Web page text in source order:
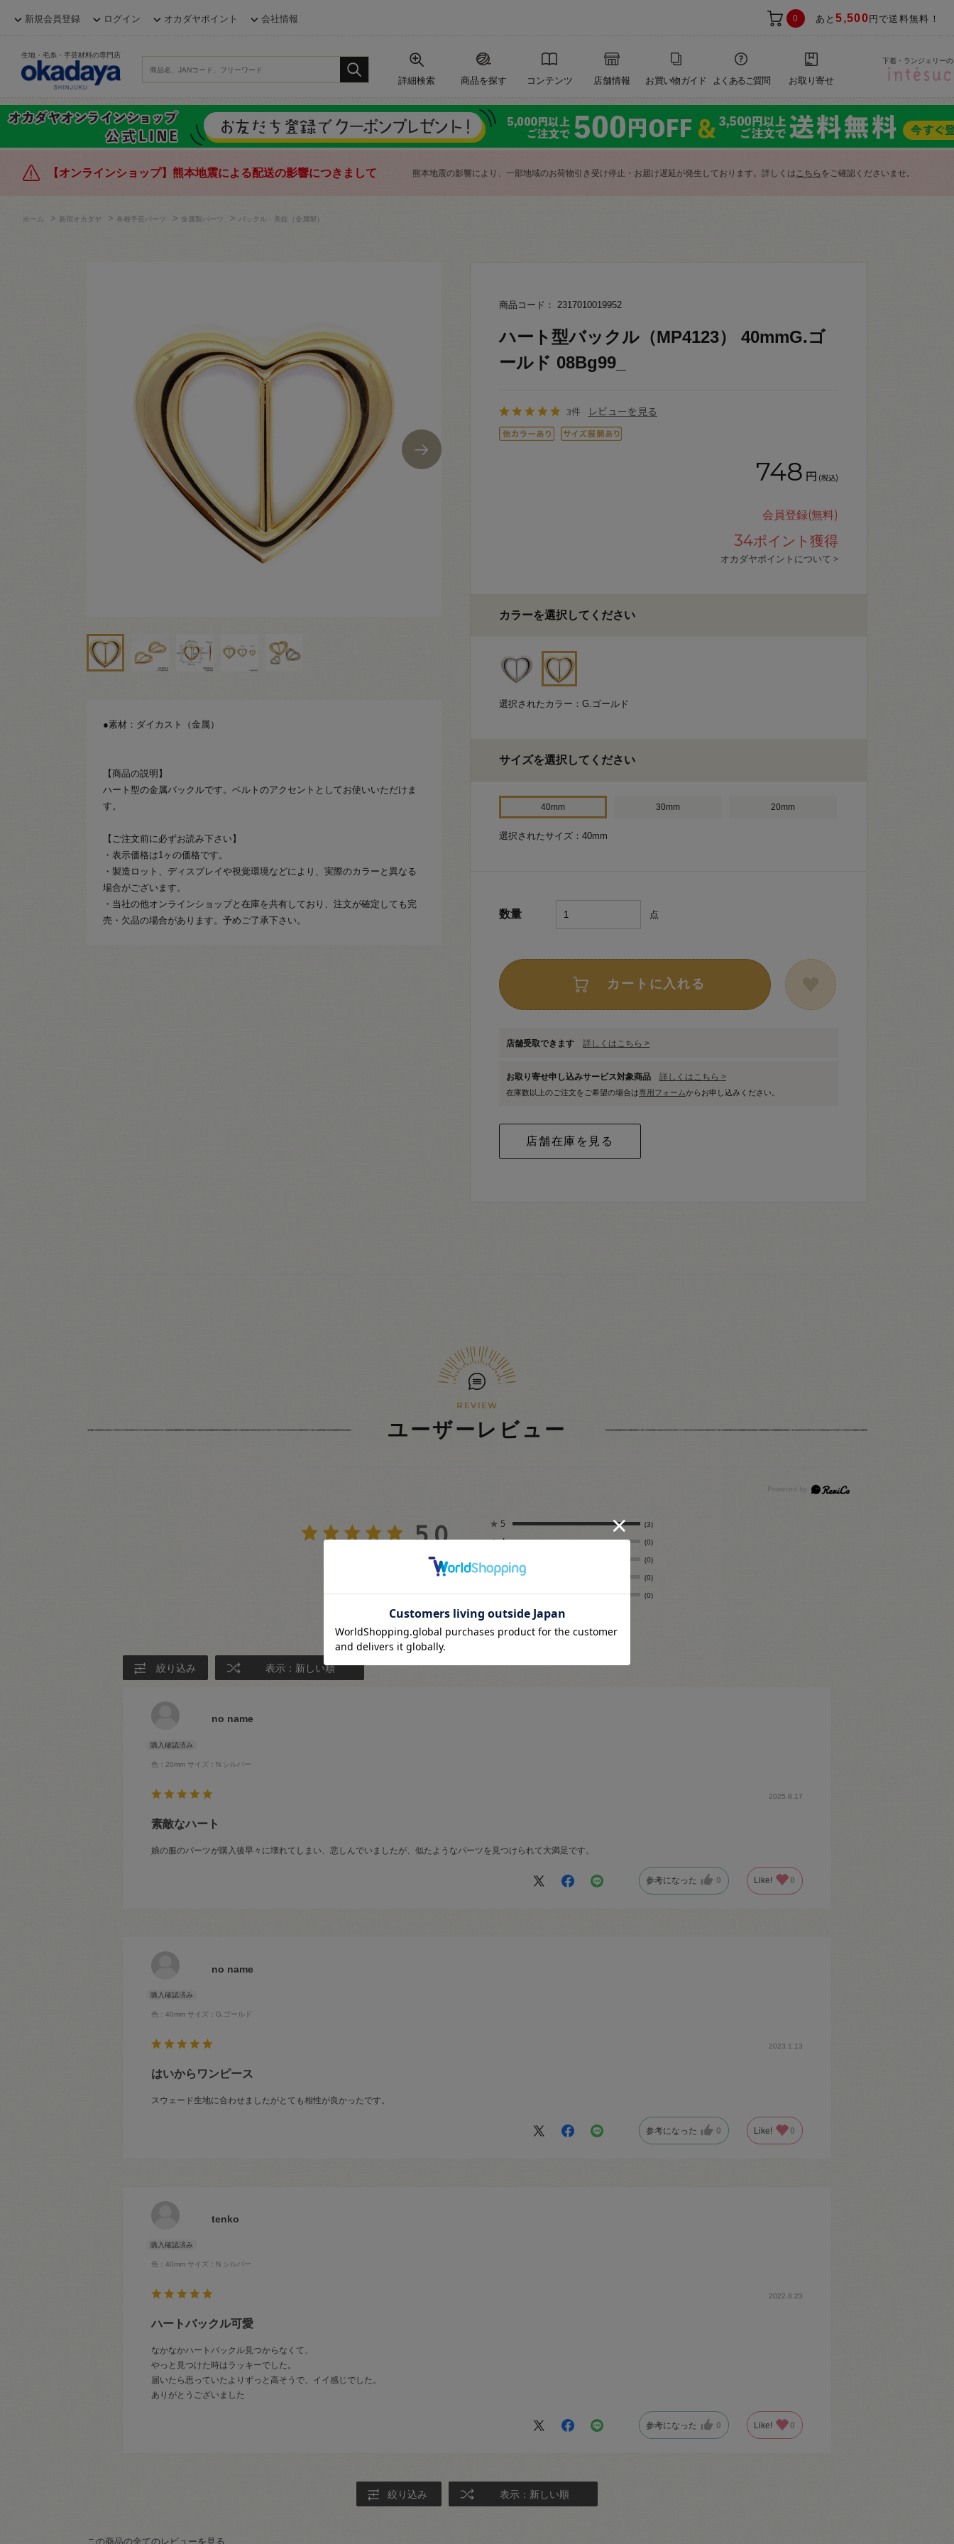
新規会員登録 ログイン オカダヤポイント 会社情報 0 あと5,500 円で送料無料！
生地・毛糸・手芸材料の専門店
詳細検索 商品を探す コンテンツ 店舗情報 お買い物ガイド よくあるご質問 お取り寄せ
下着・ランジェリー
【オンラインショップ】熊本地震による配送の影響につきまして 熊本地震の影響により、一部地域のお荷物引き受け停止・お届け遅延が発生しております。詳しくはこちら をご確認くださいませ。
ホーム > 新宿オカダヤ > 各種手芸パーツ > 金属製パーツ > バックル・美錠（金属製）
●素材：ダイカスト（金属）
【商品の説明】
ハート型の金属バックルです。ベルトのアクセントとしてお使いいただけま
す。
【ご注文前に必ずお読み下さい】
・表示価格は1ヶの価格です。
・製造ロット、ディスプレイや視覚環境などにより、実際のカラーと異なる
場合がございます。
・当社の他オンラインショップと在庫を共有しており、注文が確定しても完
売・欠品の場合があります。予めご了承下さい。
商品コード： 2317010019952
ハート型バックル（MP4123） 40mmG.ゴ
ールド 08Bg99_
3件 レビューを見る
748 円 (税込)
会員登録(無料)
34ポイント獲得
オカダヤポイントについて >
カラーを選択してください
選択されたカラー：G.ゴールド
サイズを選択してください
40mm 30mm 20mm
選択されたサイズ：40mm
数量 点
カートに入れる
店舗受取できます 詳しくはこちら >
お取り寄せ申し込みサービス対象商品 詳しくはこちら >
在庫数以上のご注文をご希望の場合は専用フォームからお申し込みください。
ユーザーレビュー
5.0 ★ 5 (3)
★4 (0)
(0)
★ 2 (0)
★1 (0)
絞り込み 表示：新しい順
no name
色：20mm サイズ：N.シルバー
2025.8.17
素敵なハート
娘の服のパーツが購入後早々に壊れてしまい、悲しんでいましたが、似たようなパーツを見つけられて大満足です。
参考になった 0 Like! 0
no name
色：40mm サイズ：G.ゴールド
2023.1.13
はいからワンピース
スウェード生地に合わせましたがとても相性が良かったです。
参考になった 0 Like! 0
tenko
色：40mm サイズ：N.シルバー
2022.8.23
ハートバックル可愛
なかなかハートバックル見つからなくて、
やっと見つけた時はラッキーでした。
届いたら思っていたよりずっと高そうで、イイ感じでした。
ありがとうございました
参考になった 0 Like! 0
絞り込み 表示：新しい順
この商品の全てのレビューを見る